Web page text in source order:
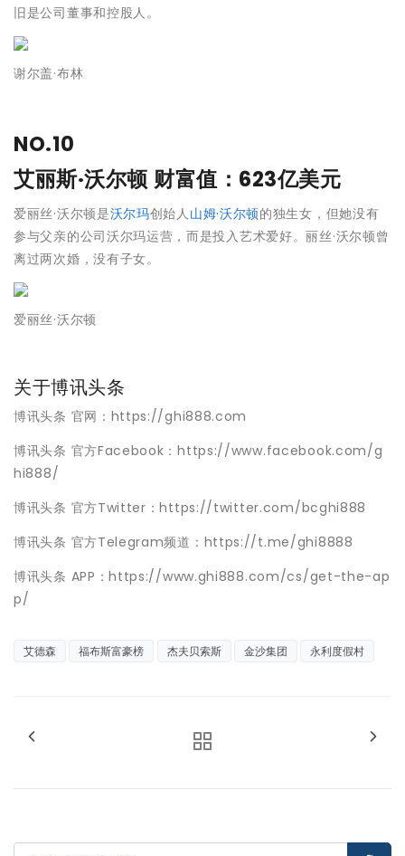
旧是公司董事和控股人。
谢尔盖·布林
NO.10
艾丽斯·沃尔顿 财富值：623亿美元
爱丽丝·沃尔顿是沃尔玛创始人山姆·沃尔顿的独生女，但她没有
参与父亲的公司沃尔玛运营，而是投入艺术爱好。丽丝·沃尔顿曾
离过两次婚，没有子女。
爱丽丝·沃尔顿
关于博讯头条
博讯头条 官网：https://ghi888.com
博讯头条 官方Facebook：https://www.facebook.com/g
hi888/
博讯头条 官方Twitter：https://twitter.com/bcghi888
博讯头条 官方Telegram频道：https://t.me/ghi8888
博讯头条 APP：https://www.ghi888.com/cs/get-the-ap
p/
艾德森 福布斯富豪榜 杰夫贝索斯 金沙集团 永利度假村